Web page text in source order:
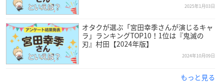
2025年1月03日
オタクが選ぶ「宮田幸季さんが演じるキャ
ラ」ランキングTOP10！1位は『鬼滅の
刃』村田【2024年版】
2024年10月09日
もっと見る